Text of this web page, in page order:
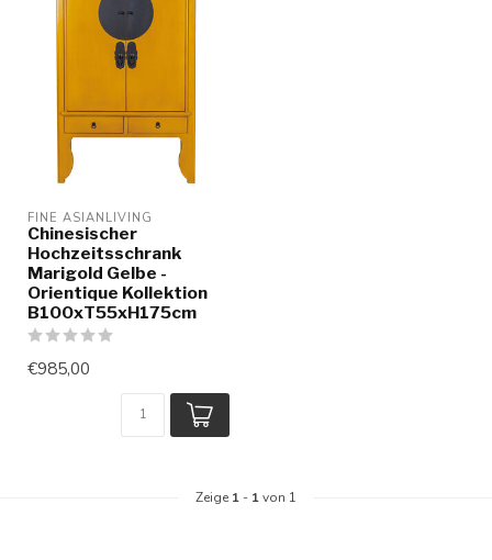
FINE ASIANLIVING
Chinesischer
Hochzeitsschrank
Marigold Gelbe -
Orientique Kollektion
B100xT55xH175cm
€985,00
Zeige 1 - 1von 1